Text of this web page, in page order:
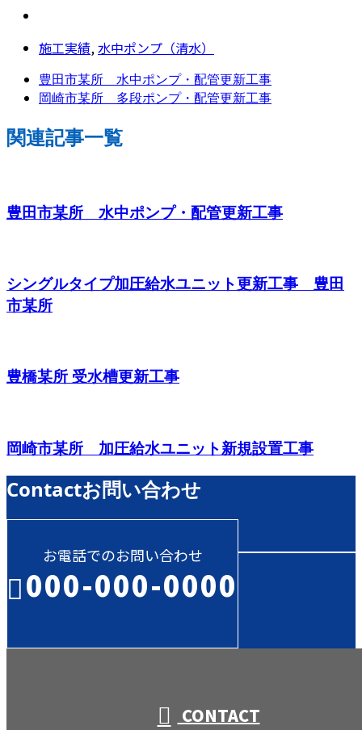
施工実績,水中ポンプ（清水）
豊田市某所 水中ポンプ・配管更新工事
岡崎市某所 多段ポンプ・配管更新工事
関連記事一覧
豊田市某所 水中ポンプ・配管更新工事
シングルタイプ加圧給水ユニット更新工事 豊田
市某所
豊橋某所 受水槽更新工事
岡崎市某所 加圧給水ユニット新規設置工事
Contactお問い合わせ
お電話でのお問い合わせ
000-000-0000
CONTACT